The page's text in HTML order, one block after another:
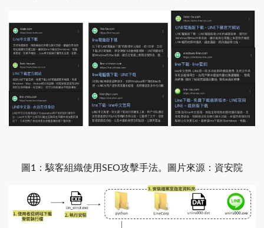
圖1：駭客組織使用SEO攻擊手法。圖片來源：資安院